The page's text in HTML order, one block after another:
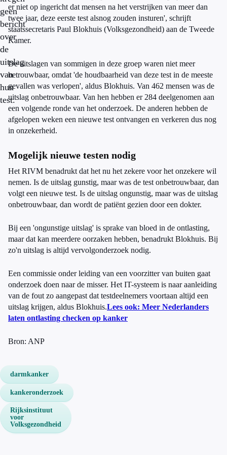
geen
bericht
over
de
uitslag
van
hun
test.
er niet op ingericht dat mensen na het verstrijken van meer dan
twee jaar, deze eerste test alsnog zouden insturen', schrijft
staatssecretaris Paul Blokhuis (Volksgezondheid) aan de Tweede
Kamer.
De uitslagen van sommigen in deze groep waren niet meer
betrouwbaar, omdat 'de houdbaarheid van deze test in de meeste
gevallen was verlopen', aldus Blokhuis. Van 462 mensen was de
uitslag onbetrouwbaar. Van hen hebben er 284 deelgenomen aan
een volgende ronde van het onderzoek. De anderen hebben de
afgelopen weken een nieuwe test ontvangen en verkeren dus nog
in onzekerheid.
Mogelijk nieuwe testen nodig
Het RIVM benadrukt dat het nu het zekere voor het onzekere wil
nemen. Is de uitslag gunstig, maar was de test onbetrouwbaar, dan
volgt een nieuwe test. Is de uitslag ongunstig, maar was de uitslag
onbetrouwbaar, dan wordt de patiënt gezien door een dokter.
Bij een 'ongunstige uitslag' is sprake van bloed in de ontlasting,
maar dat kan meerdere oorzaken hebben, benadrukt Blokhuis. Bij
zo'n uitslag is altijd vervolgonderzoek nodig.
Een commissie onder leiding van een voorzitter van buiten gaat
onderzoek doen naar de misser. Het IT-systeem is naar aanleiding
van de fout zo aangepast dat testdeelnemers voortaan altijd een
uitslag krijgen, aldus Blokhuis.Lees ook: Meer Nederlanders
laten ontlasting checken op kanker
Bron: ANP
darmkanker
kankeronderzoek
Rijksinstituut
voor
Volksgezondheid